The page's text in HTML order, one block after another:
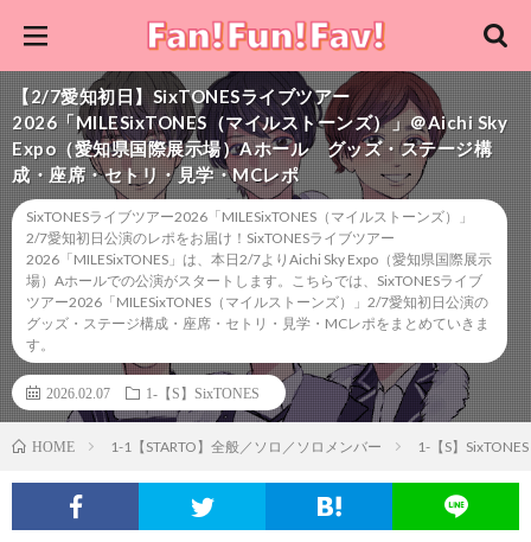
【2/7愛知初日】SixTONESライブツアー
2026「MILESixTONES（マイルストーンズ）」＠Aichi Sky
Expo（愛知県国際展示場）Aホール グッズ・ステージ構
成・座席・セトリ・見学・MCレポ
SixTONESライブツアー2026「MILESixTONES（マイルストーンズ）」
2/7愛知初日公演のレポをお届け！SixTONESライブツアー
2026「MILESixTONES」は、本日2/7よりAichi Sky Expo（愛知県国際展示
場）Aホールでの公演がスタートします。こちらでは、SixTONESライブ
ツアー2026「MILESixTONES（マイルストーンズ）」2/7愛知初日公演の
グッズ・ステージ構成・座席・セトリ・見学・MCレポをまとめていきま
す。
2026.02.07 1-【S】SixTONES
HOME 1-1【STARTO】全般／ソロ／ソロメンバー 1-【S】SixTONES